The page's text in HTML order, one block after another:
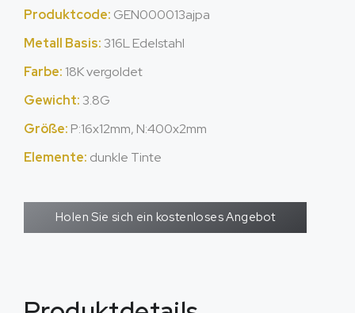
Produktcode: GEN000013ajpa
Metall Basis: 316L Edelstahl
Farbe: 18K vergoldet
Gewicht: 3.8G
Größe: P:16x12mm, N:400x2mm
Elemente: dunkle Tinte
Holen Sie sich ein kostenloses Angebot